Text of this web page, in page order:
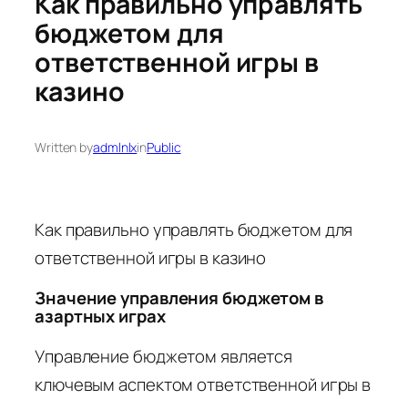
бюджетом для
ответственной игры в
казино
Written byadmlnlxinPublic
Как правильно управлять бюджетом для
ответственной игры в казино
Значение управления бюджетом в
азартных играх
Управление бюджетом является
ключевым аспектом ответственной игры в